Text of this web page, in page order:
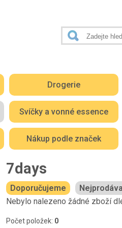
Drogerie
Svíčky a vonné essence
Nákup podle značek
7days
Doporučujeme
Nebylo nalezeno žádné zboží
Počet položek: 0